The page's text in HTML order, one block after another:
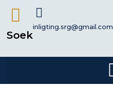
Soek
inligting.srg@gmail.com